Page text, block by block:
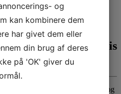
med voksne.
lege, synge, danse, male,
i Sct. Michaelis
med Tante Andante og
og
kan kombinere dem
har givet dem eller
din brug af deres
på 'OK' giver du